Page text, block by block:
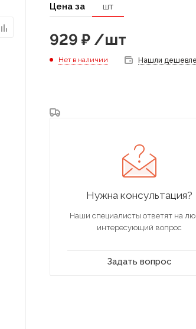
Цена за шт
929 ₽/шт
Нет в наличии Нашли
Нужна консультация?
Наши специалисты ответят на
интересующий вопрос
Задать вопрос